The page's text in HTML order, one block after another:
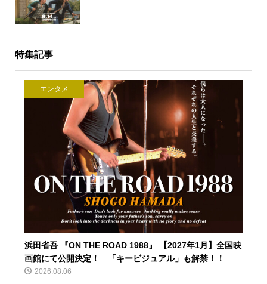
特集記事
エンタメ
浜田省吾 『ON THE ROAD 1988』 【2027年1月】全国映
画館にて公開決定！ 「キービジュアル」も解禁！！
2026.08.06